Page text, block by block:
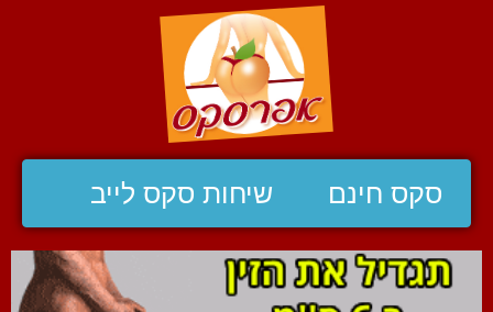
סקס חינם שיחות סקס לייב